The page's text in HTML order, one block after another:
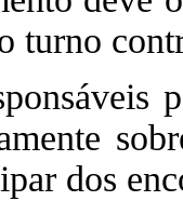
turno
dos